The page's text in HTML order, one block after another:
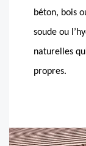
béton, bois
soude ou
naturelles
propres.